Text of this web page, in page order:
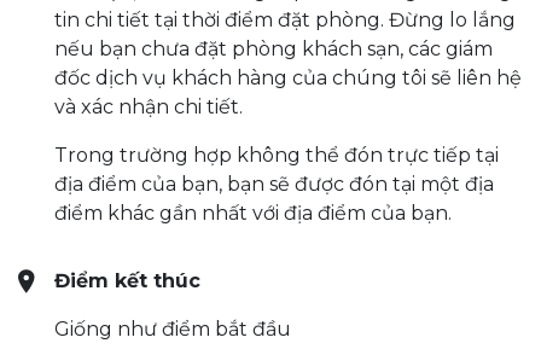
tin chi tiết tại thời điểm đặt phòng. Đừng lo lắng
nếu bạn chưa đặt phòng khách sạn, các giám
đốc dịch vụ khách hàng của chúng tôi sẽ liên hệ
và xác nhận chi tiết.
Trong trường hợp không thể đón trực tiếp tại
địa điểm của bạn, bạn sẽ được đón tại một địa
điểm khác gần nhất với địa điểm của bạn.
Điểm kết thúc
Giống như điểm bắt đầu